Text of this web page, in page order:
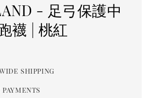
- 足弓保護中
襪 | 桃紅
shipping
payments